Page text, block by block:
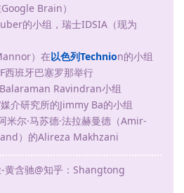
Brain）
的小组，瑞士IDSIA（现为
）在以色列Technion的小组
西班牙巴塞罗那举行
Ravindran小组
介研究所的Jimmy Ba的小组
米尔·马苏德·法拉赫曼德（Amir-
）的Alireza Makhzani
黄含驰​@知乎：Shangtong